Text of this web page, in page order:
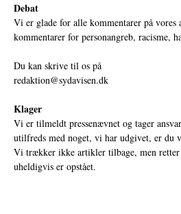
Debat
Vi er glade for alle kommentarer på
kommentarer for personangreb, racisme,
Du kan skrive til os på
redaktion@sydavisen.dk
Klager
Vi er tilmeldt pressenævnet og tager
utilfreds med noget, vi har udgivet, er du
Vi trækker ikke artikler tilbage, men
uheldigvis er opstået.